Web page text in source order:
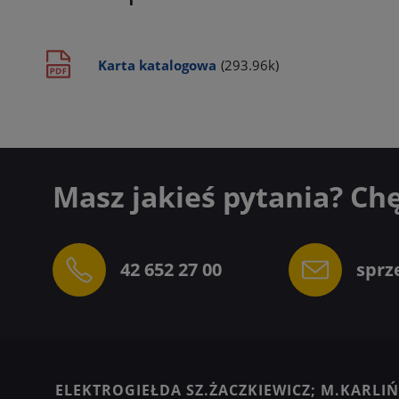
Karta katalogowa (293.96k)
Masz jakieś pytania?
42 652 27 00
ELEKTROGIEŁDA SZ.ŻACZKIEWICZ;